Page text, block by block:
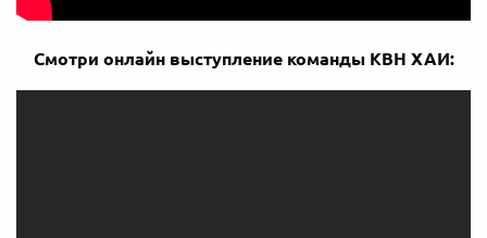
Смотри онлайн выступление команды КВН ХАИ: